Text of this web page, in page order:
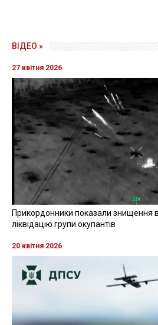
ВІДЕО »
27 квітня 2026
Прикордонники показали знищення
ліквідацію групи окупантів
20 квітня 2026